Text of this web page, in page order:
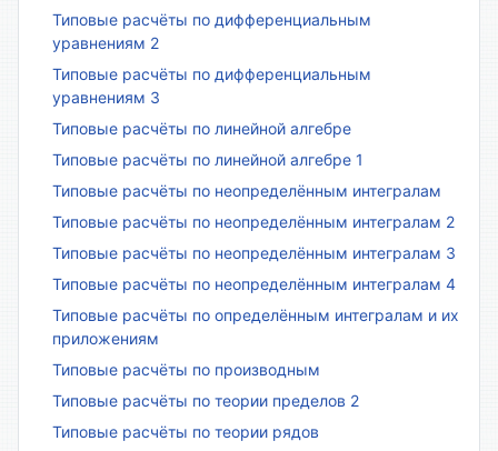
Типовые расчёты по дифференциальным
уравнениям 2
Типовые расчёты по дифференциальным
уравнениям 3
Типовые расчёты по линейной алгебре
Типовые расчёты по линейной алгебре 1
Типовые расчёты по неопределённым интегралам
Типовые расчёты по неопределённым интегралам 2
Типовые расчёты по неопределённым интегралам 3
Типовые расчёты по неопределённым интегралам 4
Типовые расчёты по определённым интегралам и их
приложениям
Типовые расчёты по производным
Типовые расчёты по теории пределов 2
Типовые расчёты по теории рядов